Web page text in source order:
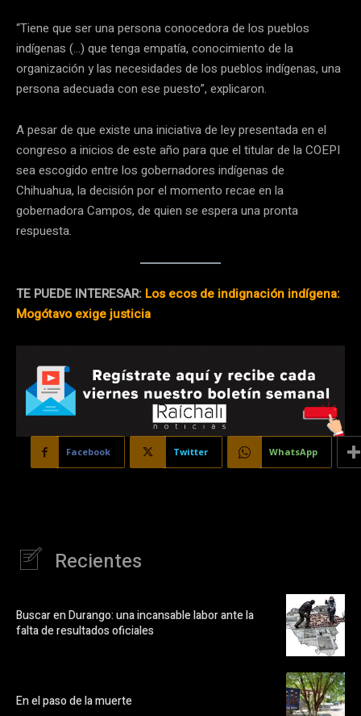
“Tiene que ser una persona conocedora de los pueblos
indígenas (…) que tenga empatía, conocimiento de la
organización y las necesidades de los pueblos indígenas, una
persona adecuada con ese puesto”, explicaron.
A pesar de que existe una iniciativa de ley presentada en el
congreso a inicios de este año para que el titular de la COEPI
sea escogido entre los gobernadores indígenas de
Chihuahua, la decisión por el momento recae en la
gobernadora Campos, de quien se espera una pronta
respuesta.
TE PUEDE INTERESAR: Los ecos de indignación indígena:
Mogótavo exige justicia
Facebook Twitter WhatsApp
Recientes
Buscar en Durango: una incansable labor ante la
falta de resultados oficiales
En el paso de la muerte